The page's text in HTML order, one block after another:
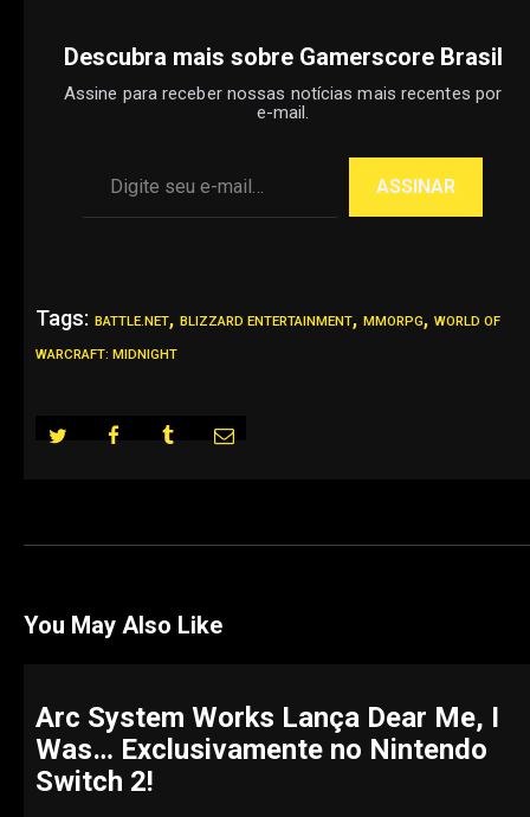
Descubra mais sobre Gamerscore Brasil
Assine para receber nossas notícias mais recentes por
e-mail.
ASSINAR
Tags: BATTLE.NET, BLIZZARD ENTERTAINMENT, MMORPG, WORLD OF
WARCRAFT: MIDNIGHT
You May Also Like
Arc System Works Lança Dear Me, I
Was… Exclusivamente no Nintendo
Switch 2!